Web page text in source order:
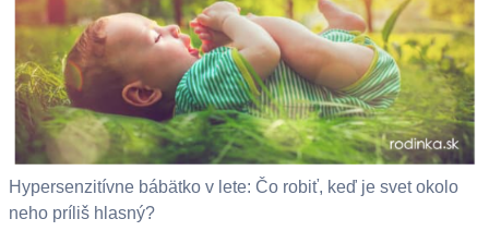
Hypersenzitívne bábätko v lete: Čo robiť, keď je svet okolo
neho príliš hlasný?